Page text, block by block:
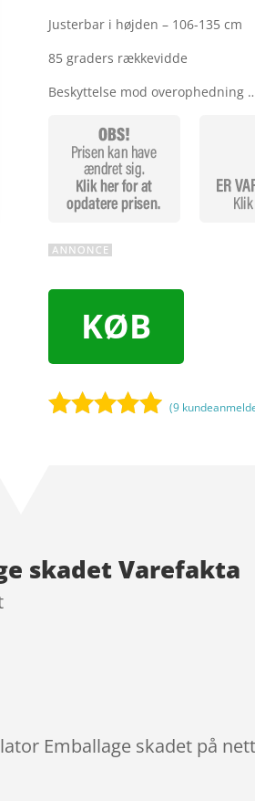
Justerbar i højden – 106-135 cm
85 graders rækkevidde
Beskyttelse mod overophedning
KØB
(9
skadet Varefakta
Emballage skadet på